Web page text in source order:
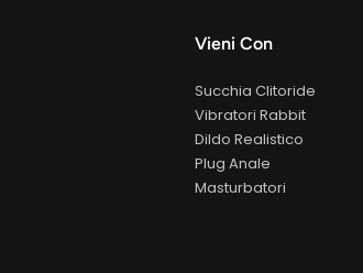
Vieni Con
Succhia Clitoride
Vibratori Rabbit
Dildo Realistico
Plug Anale
Masturbatori